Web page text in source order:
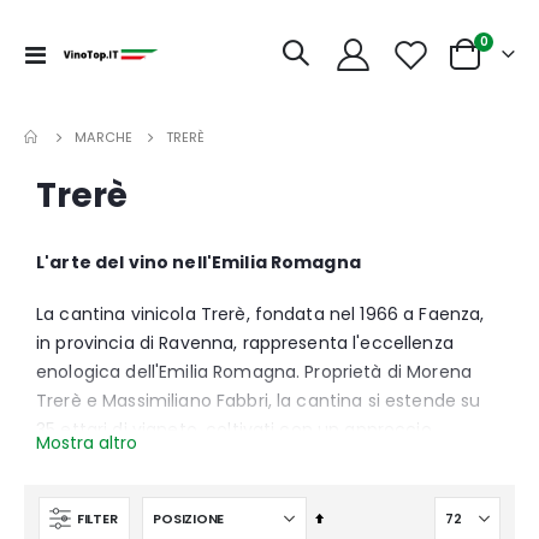
Toggle
Cart
0articoli
MARCHE TRERÈ
Trerè
L'arte del vino nell'Emilia Romagna
La cantina vinicola Trerè, fondata nel 1966 a Faenza,
in provincia di Ravenna, rappresenta l'eccellenza
enologica dell'Emilia Romagna. Proprietà di Morena
Trerè e Massimiliano Fabbri, la cantina si estende su
35 ettari di vigneto, coltivati con un approccio
circa 160.000 bottiglie di vino all'anno, che esprimono
Mostra altro
FILTER
Imposta